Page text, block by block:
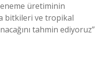
üretiminin
bitkileri ve tropikal
tahmin ediyoruz”